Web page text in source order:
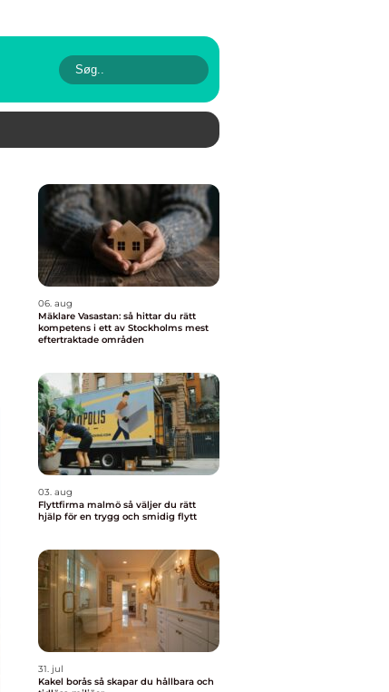
06. aug
Mäklare Vasastan: så hittar du rätt
kompetens i ett av Stockholms mest
eftertraktade områden
03. aug
Flyttfirma malmö så väljer du rätt
hjälp för en trygg och smidig flytt
31. jul
Kakel borås så skapar du hållbara och